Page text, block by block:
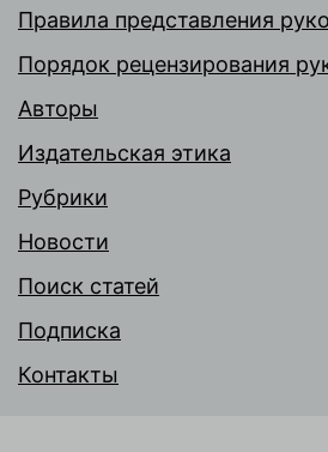
Правила представления
Порядок рецензирования
Авторы
Издательская этика
Рубрики
Новости
Поиск статей
Подписка
Контакты